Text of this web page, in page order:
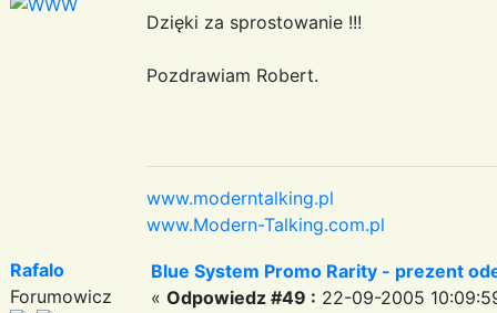
Dzięki za sprostowanie !!!
Pozdrawiam Robert.
www.moderntalking.pl
www.Modern-Talking.com.pl
Rafalo
Forumowicz
Blue System Promo Rarity - prezent
« Odpowiedz #49 : 22-09-2005